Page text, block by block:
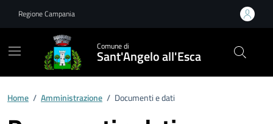
Regione Campania
Comune di
Sant'Angelo all'Esca
Home / Amministrazione / Documenti e dati